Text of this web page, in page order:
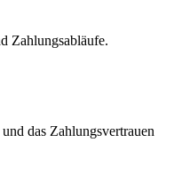
Zahlungsabläufe.
das Zahlungsvertrauen